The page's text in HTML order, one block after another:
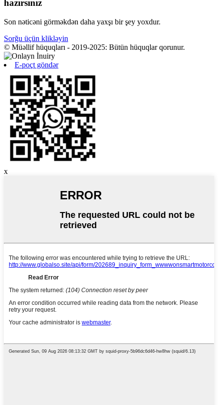
hazırsınız
Son nəticəni görməkdən daha yaxşı bir şey yoxdur.
Sorğu üçün klikləyin
© Müəllif hüquqları - 2019-2025: Bütün hüquqlar qorunur.
E-poçt göndər
x